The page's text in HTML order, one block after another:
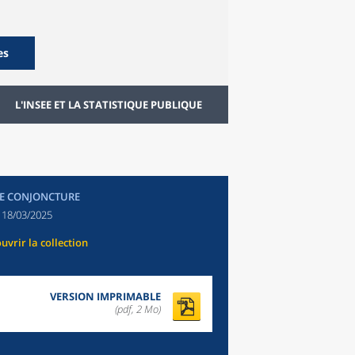
L'INSEE ET LA STATISTIQUE PUBLIQUE
CONJONCTURE
18/03/2025
la collection
VERSION IMPRIMABLE
(pdf, 2 Mo)